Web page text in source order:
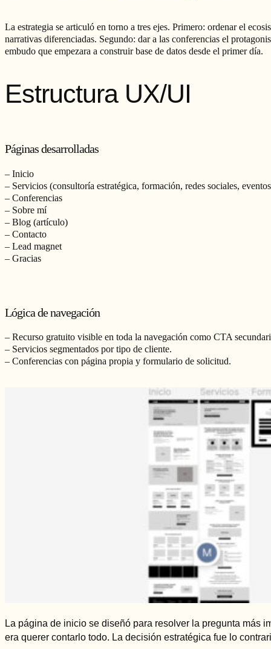
La estrategia se articuló en torno a tres ejes. Primero: ordenar el
narrativas diferenciadas. Segundo: dar a las conferencias el
embudo que empezara a construir base de datos desde el primer día.
Estructura UX/UI
Páginas desarrolladas
– Inicio
– Servicios (consultoría estratégica, formación, redes sociales,
– Conferencias
– Sobre mí
– Blog (artículo)
– Contacto
– Lead magnet
– Gracias
Lógica de navegación
– Recurso gratuito visible en toda la navegación como CTA
– Servicios segmentados por tipo de cliente.
– Conferencias con página propia y formulario de solicitud.
La página de inicio se diseñó para resolver la pregunta más
era querer contarlo todo. La decisión estratégica fue lo